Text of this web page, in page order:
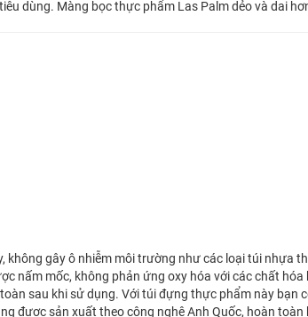
dùng. Màng bọc thực phẩm Las Palm dẻo và dai
không gây ô nhiễm môi trường như các loại túi nhựa
nấm mốc, không phản ứng oxy hóa với các chất
sau khi sử dụng. Với túi đựng thực phẩm này bạn
được sản xuất theo công nghệ Anh Quốc, hoàn